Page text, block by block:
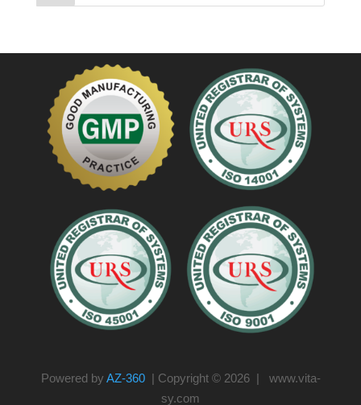
Powered by AZ-360| Copyright © 2026 | www.vita-
sy.com